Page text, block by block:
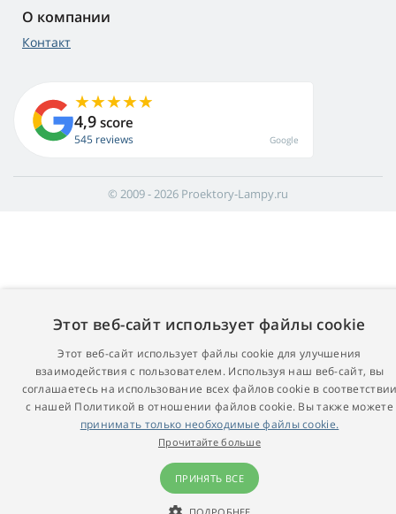
О компании
Контакт
4,9 score
545 reviews Google
© 2009 - 2026 Proektory-Lampy.ru
Этот веб-сайт использует файлы cookie
Этот веб-сайт использует файлы cookie для улучшения
взаимодействия с пользователем. Используя наш веб-сайт, вы
соглашаетесь на использование всех файлов cookie в
с нашей Политикой в ​​отношении файлов cookie. Вы также можете
принимать только необходимые файлы cookie.
Прочитайте больше
ПРИНЯТЬ ВСЕ